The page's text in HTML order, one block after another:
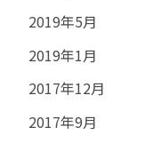
2019年5月
2019年1月
2017年12月
2017年9月